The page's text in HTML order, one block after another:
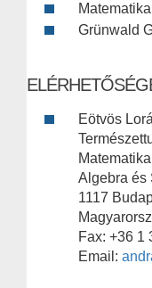
Grünwald
Eötvös
Algebra és
1117
Fax: +36 1
Email: